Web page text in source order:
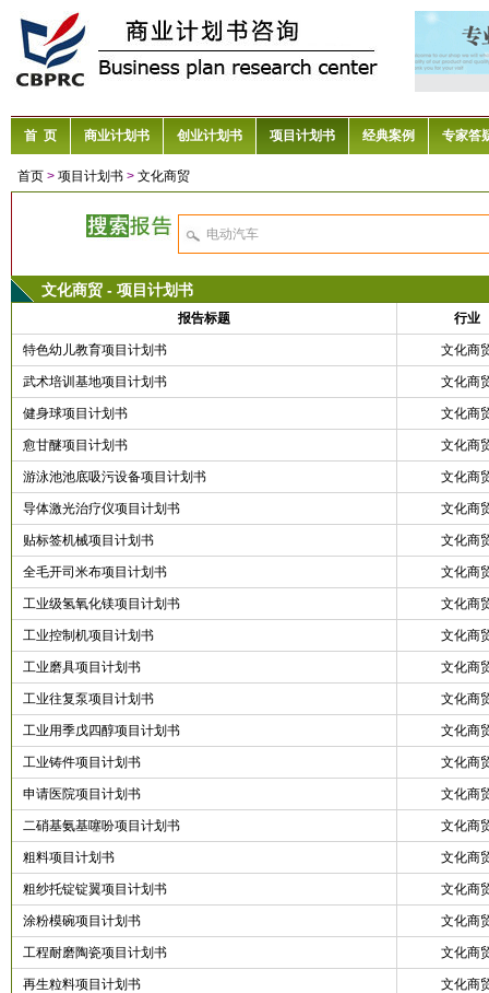
首 页 商业计划书 创业计划书 项目计划书 经典案例 专家答
首页 > 项目计划书 > 文化商贸
文化商贸 - 项目计划书
报告标题 行业
特色幼儿教育项目计划书 文化商
武术培训基地项目计划书 文化商
健身球项目计划书 文化商
愈甘醚项目计划书 文化商
游泳池池底吸污设备项目计划书 文化商
导体激光治疗仪项目计划书 文化商
贴标签机械项目计划书 文化商
全毛开司米布项目计划书 文化商
工业级氢氧化镁项目计划书 文化商
工业控制机项目计划书 文化商
工业磨具项目计划书 文化商
工业往复泵项目计划书 文化商
工业用季戊四醇项目计划书 文化商
工业铸件项目计划书 文化商
申请医院项目计划书 文化商
二硝基氨基噻吩项目计划书 文化商
粗料项目计划书 文化商
粗纱托锭锭翼项目计划书 文化商
涂粉模碗项目计划书 文化商
工程耐磨陶瓷项目计划书 文化商
再生粒料项目计划书 文化商